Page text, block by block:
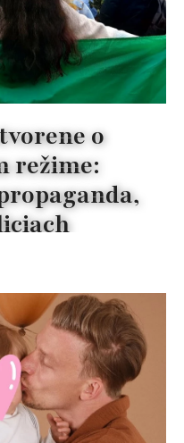
o
režime: